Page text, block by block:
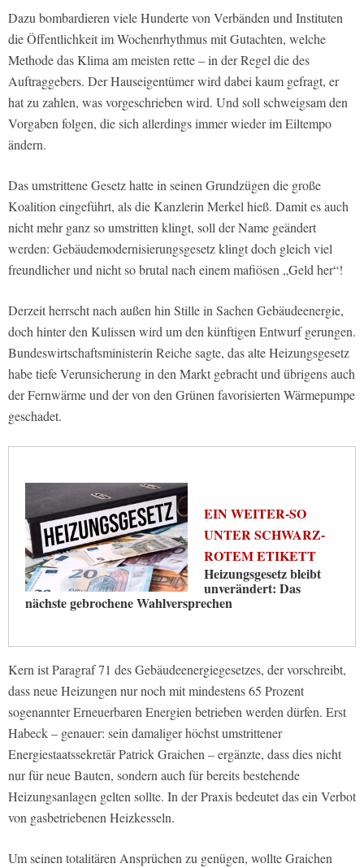
Dazu bombardieren viele Hunderte von Verbänden und Instituten
die Öffentlichkeit im Wochenrhythmus mit Gutachten, welche
Methode das Klima am meisten rette – in der Regel die des
Auftraggebers. Der Hauseigentümer wird dabei kaum gefragt, er
hat zu zahlen, was vorgeschrieben wird. Und soll schweigsam den
Vorgaben folgen, die sich allerdings immer wieder im Eiltempo
ändern.
Das umstrittene Gesetz hatte in seinen Grundzügen die große
Koalition eingeführt, als die Kanzlerin Merkel hieß. Damit es auch
nicht mehr ganz so umstritten klingt, soll der Name geändert
werden: Gebäudemodernisierungsgesetz klingt doch gleich viel
freundlicher und nicht so brutal nach einem mafiösen „Geld her“!
Derzeit herrscht nach außen hin Stille in Sachen Gebäudeenergie,
doch hinter den Kulissen wird um den künftigen Entwurf gerungen.
Bundeswirtschaftsministerin Reiche sagte, das alte Heizungsgesetz
habe tiefe Verunsicherung in den Markt gebracht und übrigens auch
der Fernwärme und der von den Grünen favorisierten Wärmepumpe
geschadet.
EIN WEITER-SO
UNTER SCHWARZ-
ROTEM ETIKETT
Heizungsgesetz bleibt
unverändert: Das
nächste gebrochene Wahlversprechen
Kern ist Paragraf 71 des Gebäudeenergiegesetzes, der vorschreibt,
dass neue Heizungen nur noch mit mindestens 65 Prozent
sogenannter Erneuerbaren Energien betrieben werden dürfen. Erst
Habeck – genauer: sein damaliger höchst umstrittener
Energiestaatssekretär Patrick Graichen – ergänzte, dass dies nicht
nur für neue Bauten, sondern auch für bereits bestehende
Heizungsanlagen gelten sollte. In der Praxis bedeutet das ein Verbot
von gasbetriebenen Heizkesseln.
Um seinen totalitären Ansprüchen zu genügen, wollte Graichen